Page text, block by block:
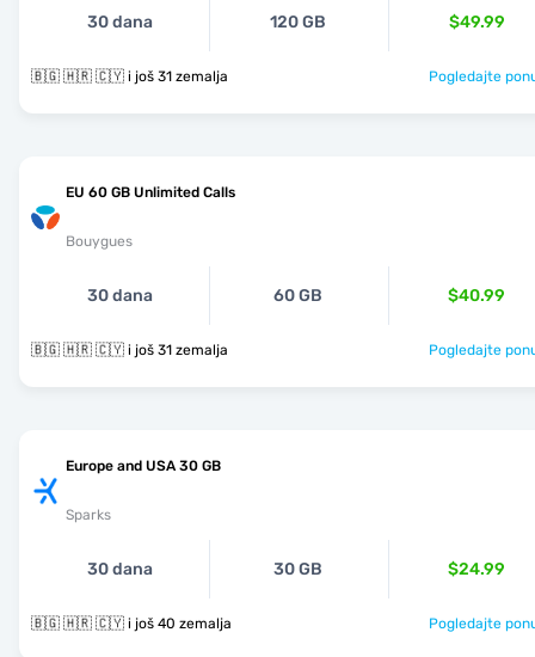
30 dana 120 GB $49.99
🇧🇬 🇭🇷 🇨🇾 i još 31 zemalja Pogledajte
EU 60 GB Unlimited Calls
Bouygues
30 dana 60 GB $40.99
🇧🇬 🇭🇷 🇨🇾 i još 31 zemalja Pogledajte
Europe and USA 30 GB
Sparks
30 dana 30 GB $24.99
🇧🇬 🇭🇷 🇨🇾 i još 40 zemalja Pogledajte